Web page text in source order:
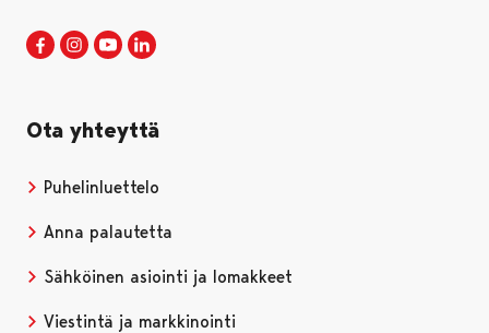
Porin kaupunki Facebookissa
Avautuu uudessa välilehdessä
Porin kaupunki Instagramissa
Avautuu uudessa välilehdessä
Porin kaupunki Youtubessa
Avautuu uudessa välilehdessä
Ota yhteyttä
Puhelinluettelo
Anna palautetta
Sähköinen asiointi ja lomakkeet
Viestintä ja markkinointi